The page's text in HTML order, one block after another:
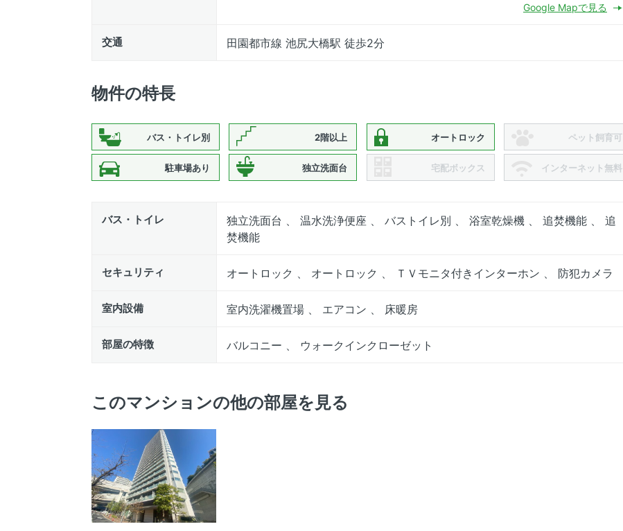
Google Mapで見る
交通 田園都市線 池尻大橋駅 徒歩2分
物件の特長
バス・トイレ別 2階以上 オートロック ペット飼育可
駐車場あり 独立洗面台 宅配ボックス インターネット無料
バス・トイレ
独立洗面台 、 温水洗浄便座 、 バストイレ別 、 浴室乾燥機 、 追焚機能 、 追
焚機能
セキュリティ オートロック 、 オートロック 、 ＴＶモニタ付きインターホン 、 防犯カメラ
室内設備 室内洗濯機置場 、 エアコン 、 床暖房
部屋の特徴 バルコニー 、 ウォークインクローゼット
このマンションの他の部屋を見る